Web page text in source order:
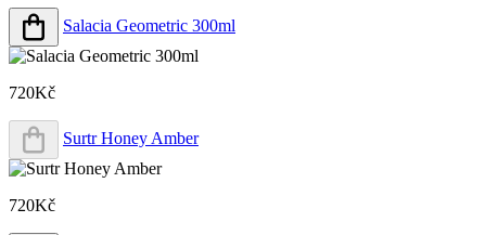
Salacia Geometric 300ml
720Kč
Surtr Honey Amber
720Kč